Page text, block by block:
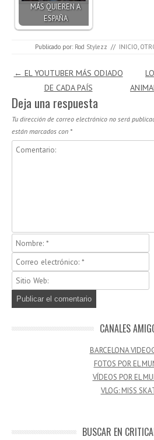
MÁS QUIEREN A
ESPAÑA
Publicado por: Rod Stylezz // INICIO
Navegación de entradas
← EL YOUTUBER MÁS ODIADO
DE CADA PAÍS
Deja una respuesta
Tu dirección de correo electrónico no será
están marcados con *
CANALES
BARCELONA
FOTOS POR EL
VÍDEOS POR EL
VLOG: MISS
BUSCAR EN